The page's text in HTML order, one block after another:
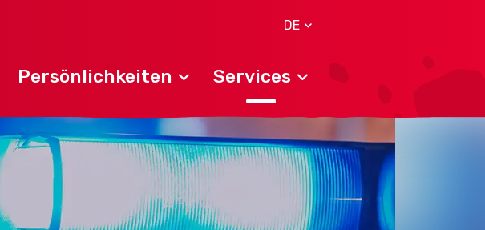
DE
Persönlichkeiten Services